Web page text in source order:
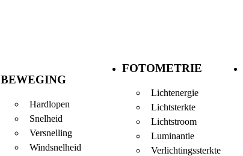
BEWEGING
Hardlopen
Snelheid
Versnelling
Windsnelheid
FOTOMETRIE
Lichtenergie
Lichtsterkte
Lichtstroom
Luminantie
Verlichtingssterkte